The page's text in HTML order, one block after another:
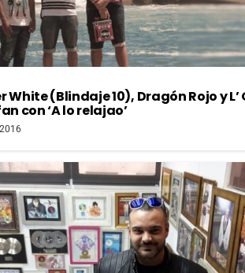
White (Blindaje 10), Dragón Rojo y L’
con ‘A lo relajao’